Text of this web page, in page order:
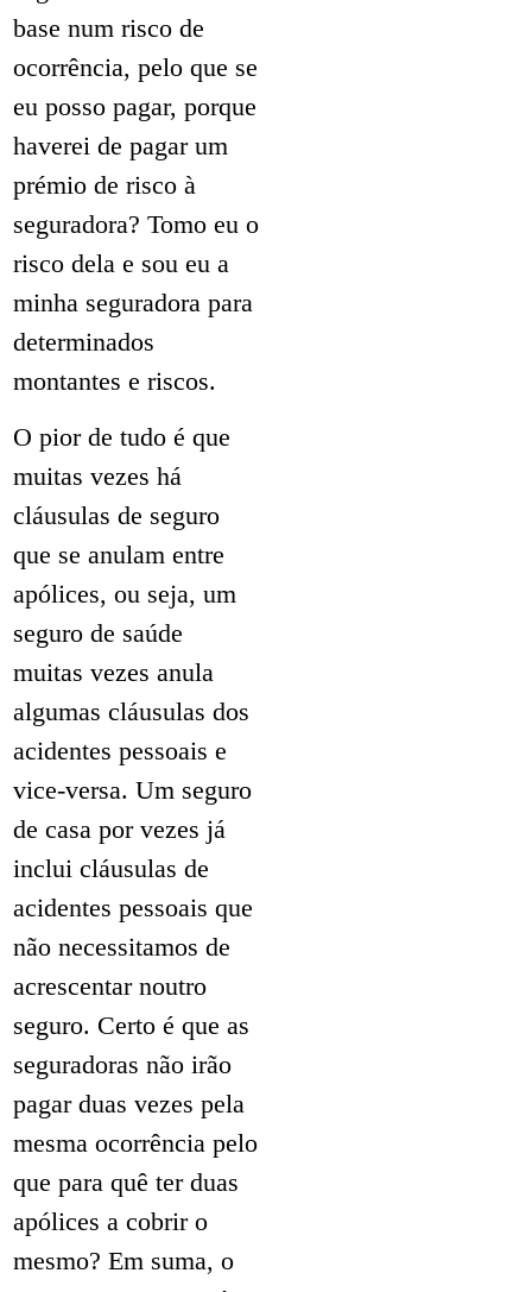
base num risco de
ocorrência, pelo que se
eu posso pagar, porque
haverei de pagar um
prémio de risco à
seguradora? Tomo eu o
risco dela e sou eu a
minha seguradora para
determinados
montantes e riscos.
O pior de tudo é que
muitas vezes há
cláusulas de seguro
que se anulam entre
apólices, ou seja, um
seguro de saúde
muitas vezes anula
algumas cláusulas dos
acidentes pessoais e
vice-versa. Um seguro
de casa por vezes já
inclui cláusulas de
acidentes pessoais que
não necessitamos de
acrescentar noutro
seguro. Certo é que as
seguradoras não irão
pagar duas vezes pela
mesma ocorrência pelo
que para quê ter duas
apólices a cobrir o
mesmo? Em suma, o